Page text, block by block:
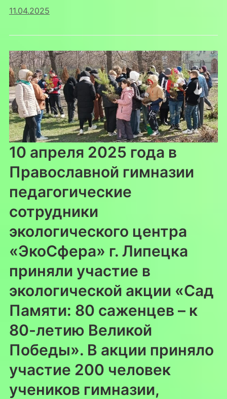
11.04.2025
10 апреля 2025 года в
Православной гимназии
педагогические
сотрудники
экологического центра
«ЭкоСфера» г. Липецка
приняли участие в
экологической акции «Сад
Памяти: 80 саженцев – к
80-летию Великой
Победы». В акции приняло
участие 200 человек
учеников гимназии,